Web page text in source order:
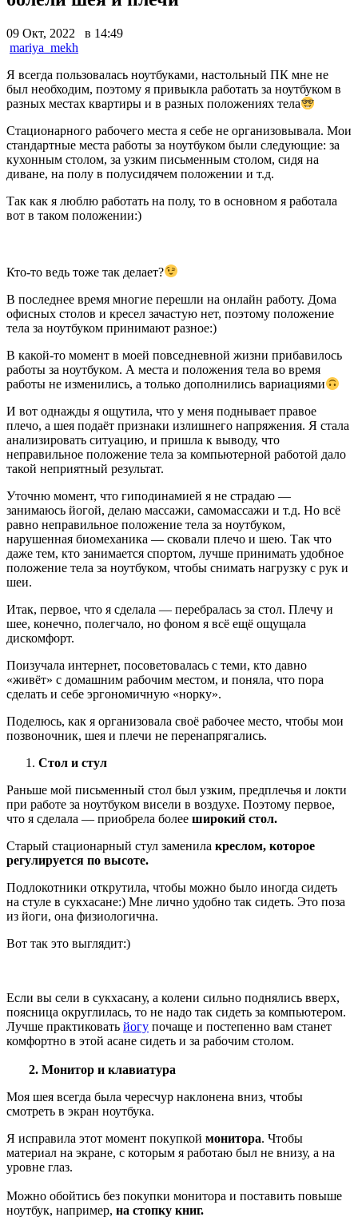
09 Окт, 2022 в 14:49
mariya_mekh
Я всегда пользовалась ноутбуками, настольный ПК мне не
был необходим, поэтому я привыкла работать за ноутбуком в
разных местах квартиры и в разных положениях тела
Стационарного рабочего места я себе не организовывала. Мои
стандартные места работы за ноутбуком были следующие: за
кухонным столом, за узким письменным столом, сидя на
диване, на полу в полусидячем положении и т.д.
Так как я люблю работать на полу, то в основном я работала
вот в таком положении:)
Кто-то ведь тоже так делает?
В последнее время многие перешли на онлайн работу. Дома
офисных столов и кресел зачастую нет, поэтому положение
тела за ноутбуком принимают разное:)
В какой-то момент в моей повседневной жизни прибавилось
работы за ноутбуком. А места и положения тела во время
работы не изменились, а только дополнились вариациями
И вот однажды я ощутила, что у меня поднывает правое
плечо, а шея подаёт признаки излишнего напряжения. Я стала
анализировать ситуацию, и пришла к выводу, что
неправильное положение тела за компьютерной работой дало
такой неприятный результат.
Уточню момент, что гиподинамией я не страдаю —
занимаюсь йогой, делаю массажи, самомассажи и т.д. Но всё
равно неправильное положение тела за ноутбуком,
нарушенная биомеханика — сковали плечо и шею. Так что
даже тем, кто занимается спортом, лучше принимать удобное
положение тела за ноутбуком, чтобы снимать нагрузку с рук и
шеи.
Итак, первое, что я сделала — перебралась за стол. Плечу и
шее, конечно, полегчало, но фоном я всё ещё ощущала
дискомфорт.
Поизучала интернет, посоветовалась с теми, кто давно
«живёт» с домашним рабочим местом, и поняла, что пора
сделать и себе эргономичную «норку».
Поделюсь, как я организовала своё рабочее место, чтобы мои
позвоночник, шея и плечи не перенапрягались.
Стол и стул
Раньше мой письменный стол был узким, предплечья и локти
при работе за ноутбуком висели в воздухе. Поэтому первое,
что я сделала — приобрела более широкий стол.
Старый стационарный стул заменила креслом, которое
регулируется по высоте.
Подлокотники открутила, чтобы можно было иногда сидеть
на стуле в сукхасане:) Мне лично удобно так сидеть. Это поза
из йоги, она физиологична.
Вот так это выглядит:)
Если вы сели в сукхасану, а колени сильно поднялись вверх,
поясница округлилась, то не надо так сидеть за компьютером.
Лучше практиковать йогу почаще и постепенно вам станет
комфортно в этой асане сидеть и за рабочим столом.
2. Монитор и клавиатура
Моя шея всегда была чересчур наклонена вниз, чтобы
смотреть в экран ноутбука.
Я исправила этот момент покупкой монитора. Чтобы
материал на экране, с которым я работаю был не внизу, а на
уровне глаз.
Можно обойтись без покупки монитора и поставить повыше
ноутбук, например, на стопку книг.